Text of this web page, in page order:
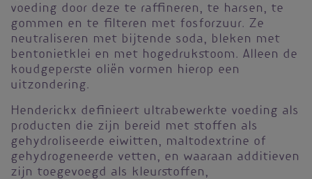
voeding door deze te raffineren, te harsen, te
gommen en te filteren met fosforzuur. Ze
neutraliseren met bijtende soda, bleken met
bentonietklei en met hogedrukstoom. Alleen de
koudgeperste oliën vormen hierop een
uitzondering.
Henderickx definieert ultrabewerkte voeding als
producten die zijn bereid met stoffen als
gehydroliseerde eiwitten, maltodextrine of
gehydrogeneerde vetten, en waaraan additieven
zijn toegevoegd als kleurstoffen,